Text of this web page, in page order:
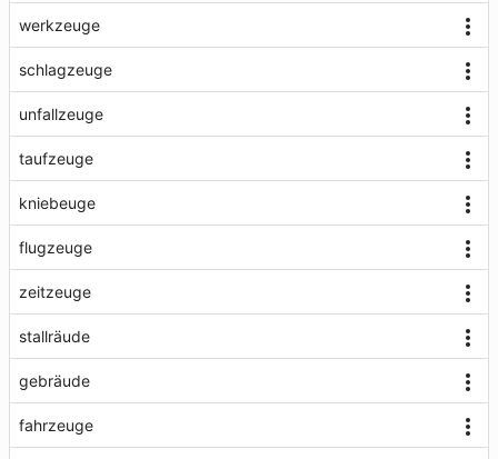
werkzeuge
schlagzeuge
unfallzeuge
taufzeuge
kniebeuge
flugzeuge
zeitzeuge
stallräude
gebräude
fahrzeuge